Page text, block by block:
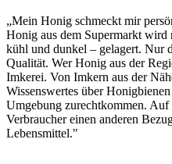
„Mein Honig schmeckt mir
Honig aus dem Supermarkt
kühl und dunkel – gelagert. Nur
Qualität. Wer Honig aus der
Imkerei. Von Imkern aus der
Wissenswertes über
Umgebung zurechtkommen. Auf
Verbraucher einen anderen
Lebensmittel."